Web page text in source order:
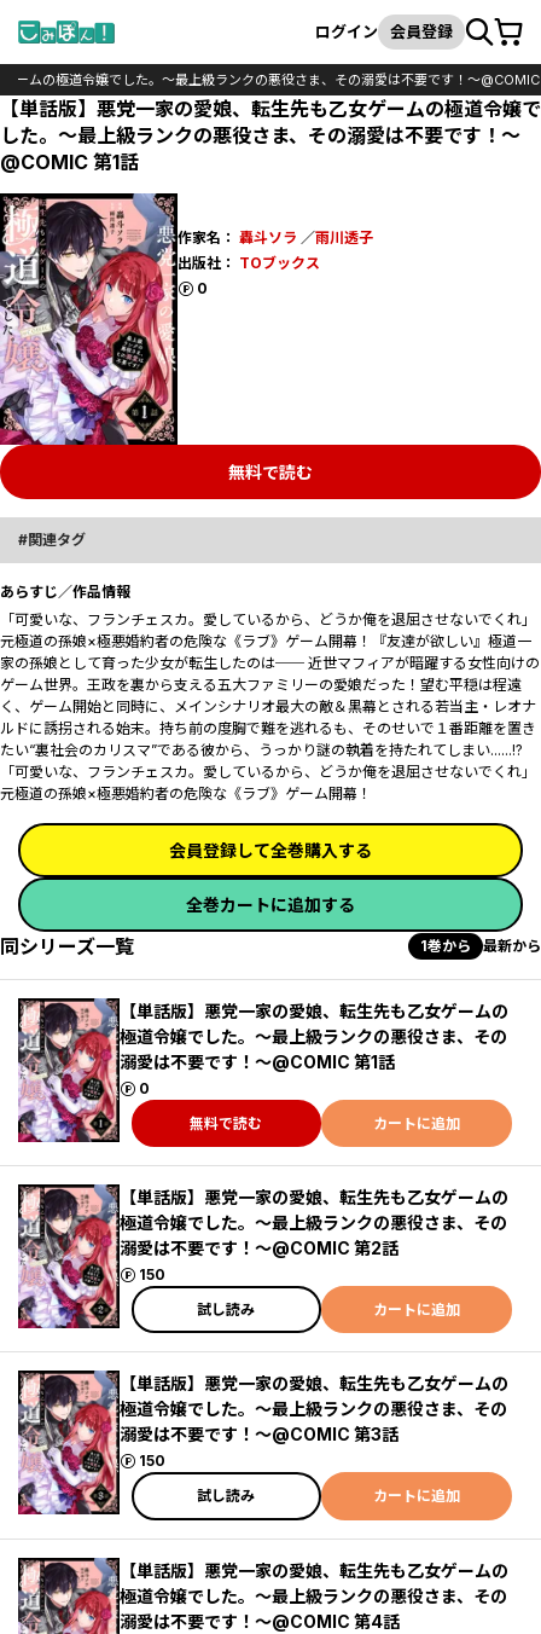
検索
ログイン 会員登録カート
ームの極道令嬢でした。～最上級ランクの悪役さま、その溺愛は不要です！～@COMIC
【単話版】悪党一家の愛娘、転生先も乙女ゲームの極道令嬢で
した。～最上級ランクの悪役さま、その溺愛は不要です！～
@COMIC 第1話
作家名： 轟斗ソラ ／雨川透子
出版社： TOブックス
0
ポイント
無料で読む
関連タグ
あらすじ／作品情報
「可愛いな、フランチェスカ。愛しているから、どうか俺を退屈させないでくれ」
元極道の孫娘×極悪婚約者の危険な《ラブ》ゲーム開幕！『友達が欲しい』極道一
家の孫娘として育った少女が転生したのは── 近世マフィアが暗躍する女性向けの
ゲーム世界。王政を裏から支える五大ファミリーの愛娘だった！望む平穏は程遠
く、ゲーム開始と同時に、メインシナリオ最大の敵＆黒幕とされる若当主・レオナ
ルドに誘拐される始末。持ち前の度胸で難を逃れるも、そのせいで１番距離を置き
たい“裏社会のカリスマ”である彼から、うっかり謎の執着を持たれてしまい......!?
「可愛いな、フランチェスカ。愛しているから、どうか俺を退屈させないでくれ」
元極道の孫娘×極悪婚約者の危険な《ラブ》ゲーム開幕！
会員登録して全巻購入する
全巻カートに追加する
同シリーズ一覧 1巻から 最新から
【単話版】悪党一家の愛娘、転生先も乙女ゲームの
極道令嬢でした。～最上級ランクの悪役さま、その
溺愛は不要です！～@COMIC 第1話
0
ポイント
無料で読む
カートに追加
【単話版】悪党一家の愛娘、転生先も乙女ゲームの
極道令嬢でした。～最上級ランクの悪役さま、その
溺愛は不要です！～@COMIC 第2話
150
ポイント
試し読み
カートに追加
【単話版】悪党一家の愛娘、転生先も乙女ゲームの
極道令嬢でした。～最上級ランクの悪役さま、その
溺愛は不要です！～@COMIC 第3話
150
ポイント
試し読み
カートに追加
【単話版】悪党一家の愛娘、転生先も乙女ゲームの
極道令嬢でした。～最上級ランクの悪役さま、その
溺愛は不要です！～@COMIC 第4話